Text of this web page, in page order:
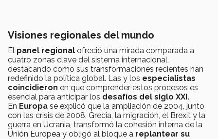
Visiones regionales del mundo
El panel regional ofreció una mirada comparada a
cuatro zonas clave del sistema internacional,
destacando cómo sus transformaciones recientes han
redefinido la política global. Las y los especialistas
coincidieron en que comprender estos procesos es
esencial para anticipar los desafíos del siglo XXI.
En Europa se explicó que la ampliación de 2004, junto
con las crisis de 2008, Grecia, la migración, el Brexit y la
guerra en Ucrania, transformó la cohesión interna de la
Unión Europea y obligó al bloque a replantear su